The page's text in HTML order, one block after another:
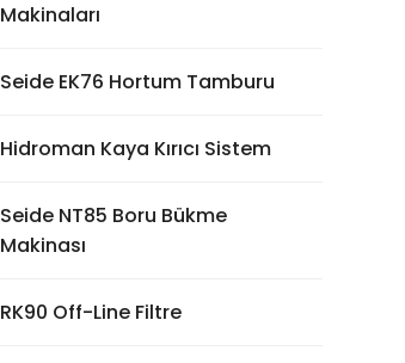
Makinaları
Seide EK76 Hortum Tamburu
Hidroman Kaya Kırıcı Sistem
Seide NT85 Boru Bükme
Makinası
RK90 Off-Line Filtre